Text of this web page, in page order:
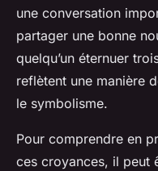
une conversation
partager une bonne
quelqu’un éternuer
reflètent une manière
le symbolisme.
Pour comprendre en
ces croyances, il peut